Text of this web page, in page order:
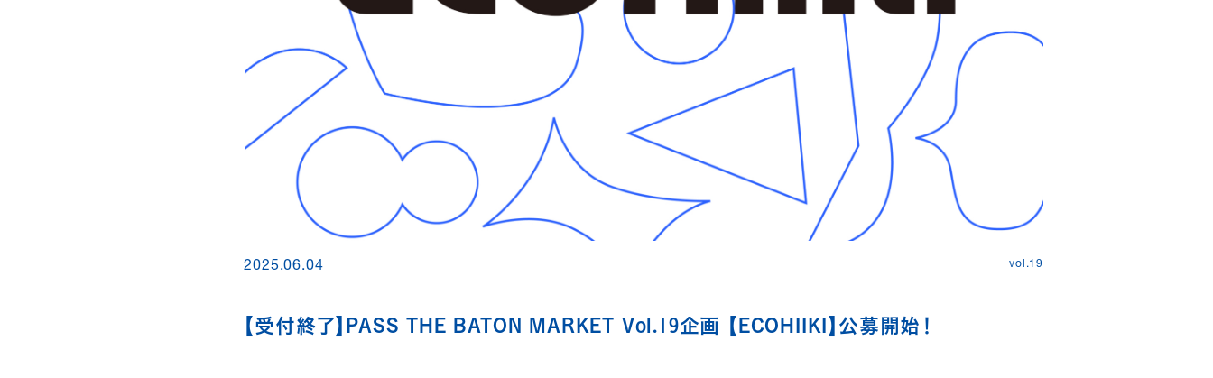
2025.06.04 vol.19
【受付終了】PASS THE BATON MARKET Vol.19企画​ 【ECOHIIKI】公募開始！